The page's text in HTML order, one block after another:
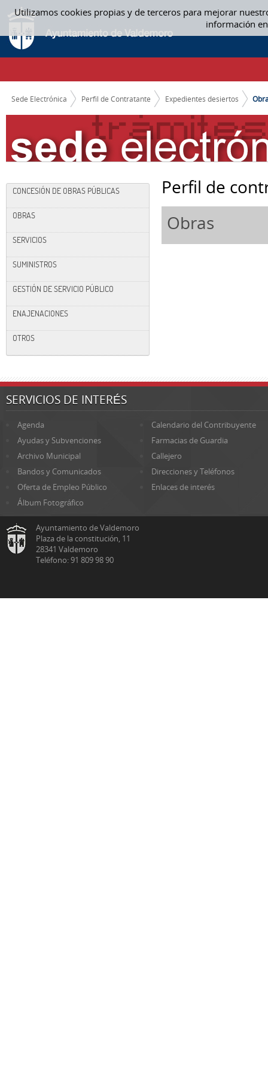
Utilizamos cookies propias y de terceros para mejorar
información
Saltar al contenido
OBRAS
CAMINO DE MIGAS
Sede Electrónica Perfil de Contratante Expedientes desiertos
CONCESIÓN DE OBRAS PÚBLICAS
OBRAS
SERVICIOS
SUMINISTROS
GESTIÓN DE SERVICIO PÚBLICO
ENAJENACIONES
OTROS
Perfil de
Obras
SERVICIOS DE INTERÉS
Agenda
Calendario del Contribuyente
Ayudas y Subvenciones
Farmacias de Guardia
Archivo Municipal
Callejero
Bandos y Comunicados
Direcciones y Teléfonos
Oferta de Empleo Público
Enlaces de interés
Álbum Fotográfico
Ayuntamiento de Valdemoro
Plaza de la constitución, 11
28341 Valdemoro
Teléfono: 91 809 98 90